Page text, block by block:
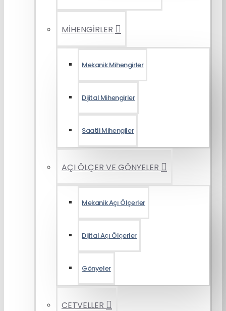
MİHENGİRLER
Mekanik Mihengirler
Dijital Mihengirler
Saatli Mihengiler
AÇI ÖLÇER VE GÖNYELER
Mekanik Açı Ölçerler
Dijital Açı Ölçerler
Gönyeler
CETVELLER